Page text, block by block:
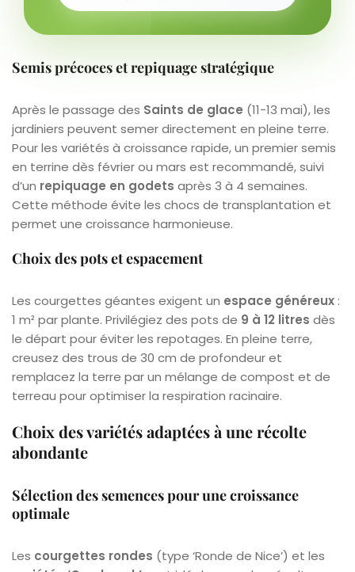
Semis précoces et repiquage stratégique
Après le passage des Saints de glace (11-13 mai), les
jardiniers peuvent semer directement en pleine terre.
Pour les variétés à croissance rapide, un premier semis
en terrine dès février ou mars est recommandé, suivi
d’un repiquage en godets après 3 à 4 semaines.
Cette méthode évite les chocs de transplantation et
permet une croissance harmonieuse.
Choix des pots et espacement
Les courgettes géantes exigent un espace généreux :
1 m² par plante. Privilégiez des pots de 9 à 12 litres dès
le départ pour éviter les repotages. En pleine terre,
creusez des trous de 30 cm de profondeur et
remplacez la terre par un mélange de compost et de
terreau pour optimiser la respiration racinaire.
Choix des variétés adaptées à une récolte
abondante
Sélection des semences pour une croissance
optimale
Les courgettes rondes (type ‘Ronde de Nice’) et les